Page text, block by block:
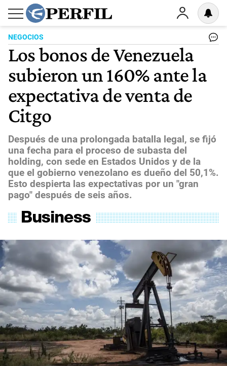
NEGOCIOS
Los bonos de Venezuela
subieron un 160% ante la
expectativa de venta de
Citgo
Después de una prolongada batalla legal, se fijó
una fecha para el proceso de subasta del
holding, con sede en Estados Unidos y de la
que el gobierno venezolano es dueño del 50,1%.
Esto despierta las expectativas por un "gran
pago" después de seis años.